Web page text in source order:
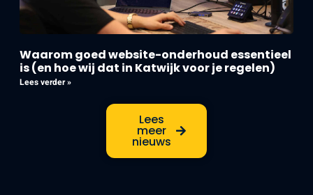
Waarom goed website-onderhoud essentieel
is (en hoe wij dat in Katwijk voor je regelen)
Lees verder »
Lees
meer
nieuws